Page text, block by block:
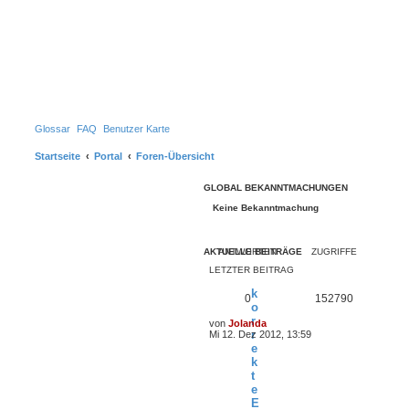
Glossar FAQ Benutzer Karte
Startseite Portal Foren-Übersicht
GLOBAL BEKANNTMACHUNGEN
Keine Bekanntmachung
AKTUELLE BEITRÄGE
ANTWORTEN
ZUGRIFFE
LETZTER BEITRAG
k
o
r
r
e
k
t
e
E
0 152790
von Jolanda
N
Mi 12. Dez 2012, 13:59